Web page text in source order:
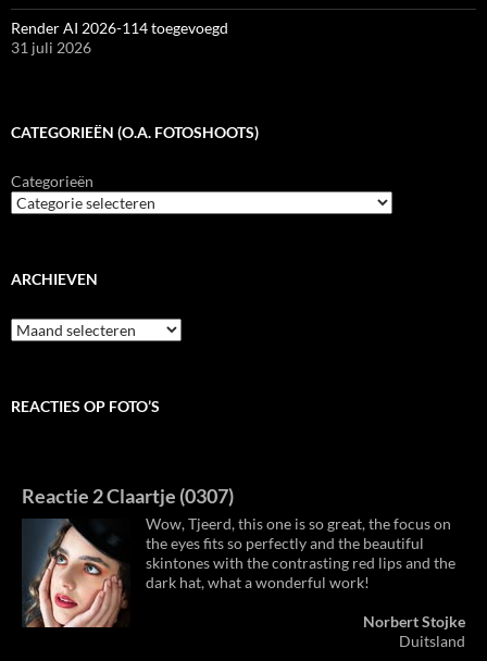
Render AI 2026-114 toegevoegd
31 juli 2026
CATEGORIEËN (O.A. FOTOSHOOTS)
Categorieën
ARCHIEVEN
Archieven
REACTIES OP FOTO’S
Reactie 2 Claartje (0307)
Wow, Tjeerd, this one is so great, the focus on
the eyes fits so perfectly and the beautiful
skintones with the contrasting red lips and the
dark hat, what a wonderful work!
Norbert Stojke
Duitsland